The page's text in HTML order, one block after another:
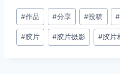
文
章
标
#作品 #分享 #投稿 #
#胶片 #胶片摄影 #胶片